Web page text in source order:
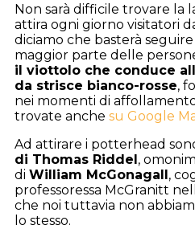
Non sarà difficile trovare la
attira ogni giorno visitatori
diciamo che basterà
maggior parte delle
il viottolo che conduce
da strisce bianco-rosse,
nei momenti di
trovate anche su Google
Ad attirare i potterhead
di Thomas Riddel,
di William McGonagall,
professoressa McGranitt
che noi tuttavia non
lo stesso.